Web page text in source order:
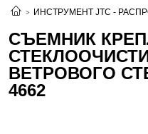
ИНСТРУМЕНТ JTC -
СЪЕМНИК
ВЕТРОВОГО
4662